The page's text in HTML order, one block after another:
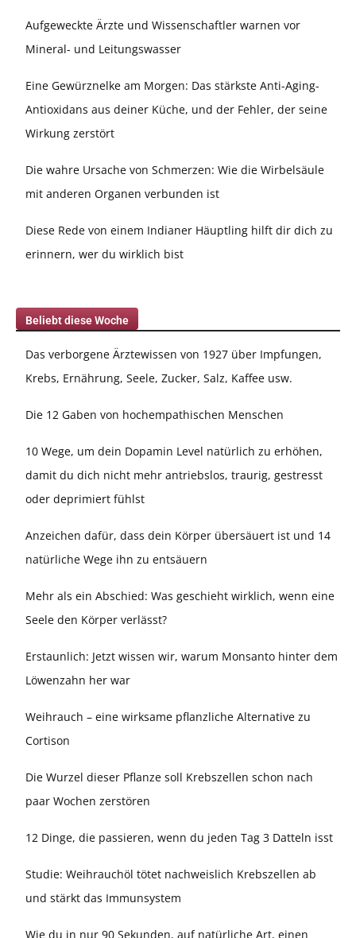
Aufgeweckte Ärzte und Wissenschaftler warnen vor
Mineral- und Leitungswasser
Eine Gewürznelke am Morgen: Das stärkste Anti-Aging-
Antioxidans aus deiner Küche, und der Fehler, der seine
Wirkung zerstört
Die wahre Ursache von Schmerzen: Wie die Wirbelsäule
mit anderen Organen verbunden ist
Diese Rede von einem Indianer Häuptling hilft dir dich zu
erinnern, wer du wirklich bist
Beliebt diese Woche
Das verborgene Ärztewissen von 1927 über Impfungen,
Krebs, Ernährung, Seele, Zucker, Salz, Kaffee usw.
Die 12 Gaben von hochempathischen Menschen
10 Wege, um dein Dopamin Level natürlich zu erhöhen,
damit du dich nicht mehr antriebslos, traurig, gestresst
oder deprimiert fühlst
Anzeichen dafür, dass dein Körper übersäuert ist und 14
natürliche Wege ihn zu entsäuern
Mehr als ein Abschied: Was geschieht wirklich, wenn eine
Seele den Körper verlässt?
Erstaunlich: Jetzt wissen wir, warum Monsanto hinter dem
Löwenzahn her war
Weihrauch – eine wirksame pflanzliche Alternative zu
Cortison
Die Wurzel dieser Pflanze soll Krebszellen schon nach
paar Wochen zerstören
12 Dinge, die passieren, wenn du jeden Tag 3 Datteln isst
Studie: Weihrauchöl tötet nachweislich Krebszellen ab
und stärkt das Immunsystem
Wie du in nur 90 Sekunden, auf natürliche Art, einen